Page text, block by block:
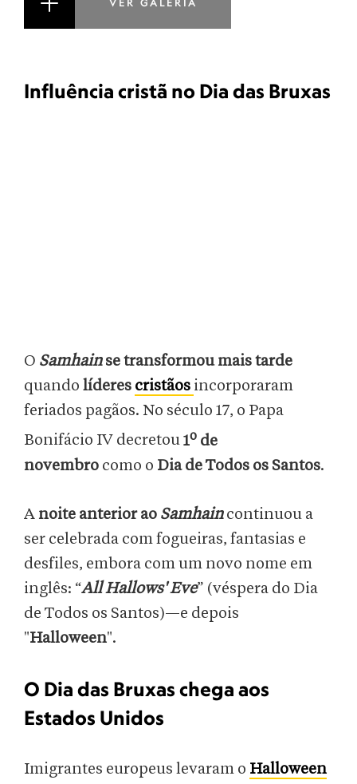
VER GALERIA
Influência cristã no Dia das Bruxas
O Samhainse transformou mais tarde
quando líderes cristãos incorporaram
feriados pagãos. No século 17, o Papa
Bonifácio IV decretou1o de
novembro como o Dia de Todos os Santos.
A noite anterior ao Samhaincontinuou a
ser celebrada com fogueiras, fantasias e
desfiles, embora com um novo nome em
inglês: “All Hallows' Eve” (véspera do Dia
de Todos os Santos)—e depois
"Halloween".
O Dia das Bruxas chega aos
Estados Unidos
Imigrantes europeus levaram o Halloween